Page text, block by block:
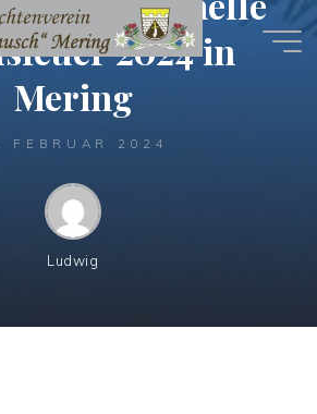
2024 in
Mering
FEBRUAR 2024
Ludwig